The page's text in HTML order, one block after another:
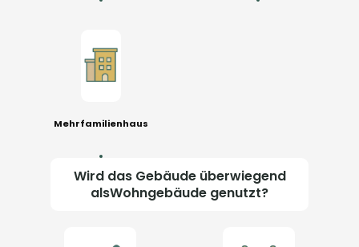
Mehrfamilienhaus
Wird das Gebäude überwiegend
alsWohngebäude genutzt?